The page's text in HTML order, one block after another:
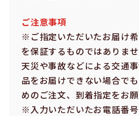
ご注意事項
※ご指定いただいたお届け
を保証するものではありませ
天災や事故などによる交通
品をお届けできない場合で
めのご注⽂、到着指定をお願
※⼊⼒いただいたお電話番